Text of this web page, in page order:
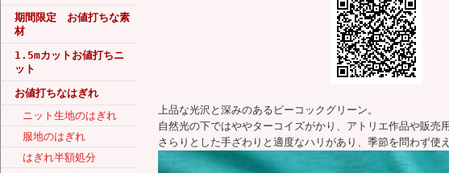
期間限定 お値打ちな素
材
1.5mカットお値打ちニ
ット
お値打ちなはぎれ
ニット生地のはぎれ
服地のはぎれ
はぎれ半額処分
上品な光沢と深みのあるピーコックグリーン。
自然光の下ではややターコイズがかり、アトリエ作品や販売
さらりとした手ざわりと適度なハリがあり、季節を問わず使